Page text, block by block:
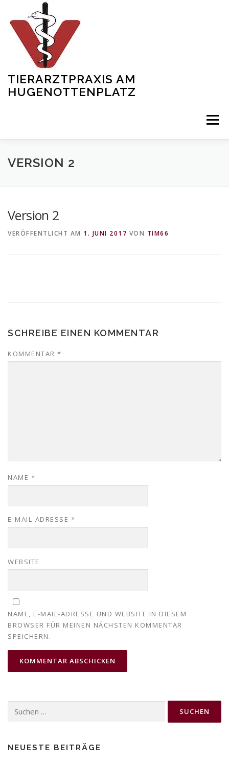
springen
TIERARZTPRAXIS AM
HUGENOTTENPLATZ
Menü
START ÜBER UNS
DATENSCHUTZERKLÄRUNG
VERSION 2
Version 2
VERÖFFENTLICHT AM 1. JUNI 2017 VON TIM66
SCHREIBE EINEN KOMMENTAR
KOMMENTAR *
NAME *
E-MAIL-ADRESSE *
WEBSITE
NAME, E-MAIL-ADRESSE UND WEBSITE IN DIESEM
BROWSER FÜR MEINEN NÄCHSTEN KOMMENTAR
SPEICHERN.
nach:
NEUESTE BEITRÄGE